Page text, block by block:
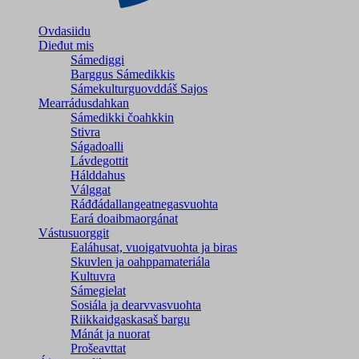
Ovdasiidu
Dieđut mis
Sámediggi
Barggus Sámedikkis
Sámekulturguovddáš Sajos
Mearrádusdahkan
Sámedikki čoahkkin
Stivra
Ságadoalli
Lávdegottit
Hálddahus
Válggat
Ráđđádallangeatnegas­vuohta
Eará doaibmaorgánat
Vástusuorggit
Ealáhusat, vuoigatvuohta ja biras
Skuvlen ja oahppamateriála
Kultuvra
Sámegielat
Sosiála ja dearvvasvuohta
Riikkaidgaskasaš bargu
Mánát ja nuorat
Prošeavttat